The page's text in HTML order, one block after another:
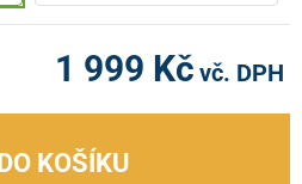
1 999 Kč vč. DPH
DO KOŠÍKU